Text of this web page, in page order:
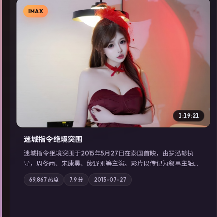
▶
IMAX
1:19:21
迷城指令·绝境突围
迷城指令·绝境突围于2015年5月27日在泰国首映，由罗泓轸执
导，周冬雨、宋康昊、绫野刚等主演。影片以传记为叙事主轴，
记忆碎片重组后，主角发现自己从未活过“真实”的一天；摄影与
配乐强化地域气质；站内亦可通过「国产免费观看高清电视剧在
69,867 热度 7.9 分 2015-07-27